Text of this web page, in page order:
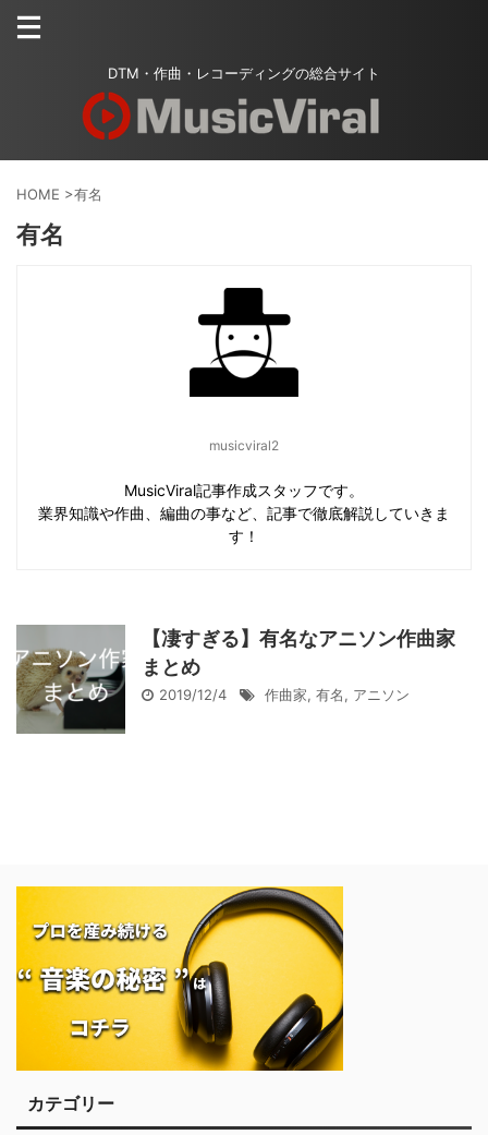
DTM・作曲・レコーディングの総合サイト
HOME >有名
有名
musicviral2
MusicViral記事作成スタッフです。
業界知識や作曲、編曲の事など、記事で徹底解説していきま
す！
【凄すぎる】有名なアニソン作曲家
まとめ
2019/12/4 作曲家, 有名, アニソン
カテゴリー